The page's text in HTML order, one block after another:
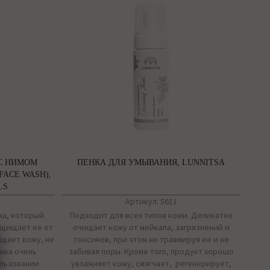
НИМОМ
WASH),
который
ее от
кожу, не
очень
ПЕНКА ДЛЯ УМЫВАНИЯ, LUNNITSA
Артикул: 5611
Подходит для всех типов кожи. Деликатно
очищает кожу от мейкапа, загрязнений и
токсинов, при этом не травмируя ее и не
забивая поры. Кроме того, продукт хорошо
увлажняет кожу, смягчает, регенерирует,